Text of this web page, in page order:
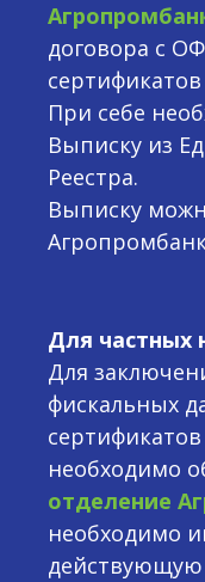
договора с
При себе
Выписку из
Реестра.
Выписку
Для частных
Для
фискальных
необходимо
отделение
необходимо